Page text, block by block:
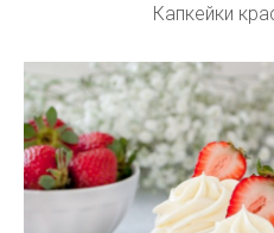
Капкейки